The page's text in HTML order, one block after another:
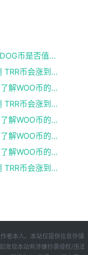
狗狗币（DOG）币未来价格预测 DOG币是否值得投资？
人族硬币（TRR）币未来价格预测 TRR币会涨到多少？
吴网络（WOO）币未来价格预测 了解WOO币的潜力与前景如何？
人族硬币（TRR）币未来价格预测 TRR币会涨到多少？
吴网络（WOO）币未来价格预测 了解WOO币的潜力与前景如何？
吴网络（WOO）币未来价格预测 了解WOO币的潜力与前景如何？
吴网络（WOO）币未来价格预测 了解WOO币的潜力与前景如何？
人族硬币（TRR）币未来价格预测 TRR币会涨到多少？
者本人。本站仅提供信息存储
发现本站有涉嫌抄袭侵权/违法